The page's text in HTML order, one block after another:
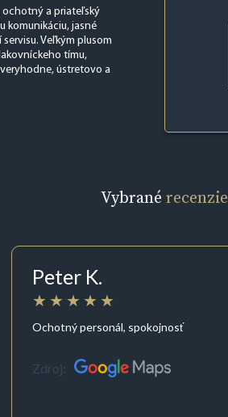
ochotný a priateľský
komunikáciu, jasné
Veľkým plusom
tímu,
ústretovo a
Vybrané recenzie
Peter K.
Ochotný personál, spokojnosť
Zdroj: